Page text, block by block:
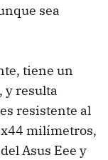
sea
tiene un
, y resulta
resistente al
milímetros,
Asus Eee y